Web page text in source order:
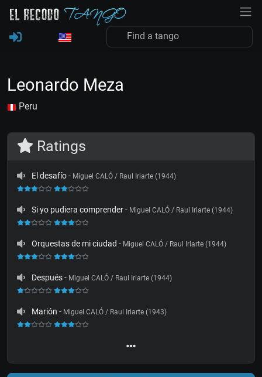
Leonardo Meza
Peru
Ratings
El desafío- Miguel CALÓ / Raul Iriarte (1944)
Si yo pudiera comprender- Miguel CALÓ / Raul Iriarte (1944)
Orquestas de mi ciudad - Miguel CALÓ / Raul Iriarte (1944)
Después- Miguel CALÓ / Raul Iriarte (1944)
Marión - Miguel CALÓ / Raul Iriarte (1943)